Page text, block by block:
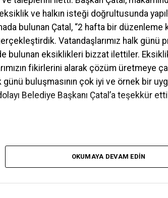
ve halkın isteği doğrultusunda
bulunan Çatal, “2 hafta bir düzenleme
Vatandaşlarımız halk günü
bulunan eksiklikleri bizzat ilettiler.
fikirlerini alarak çözüm üretmeye
günü buluşmasının çok iyi ve örnek bir
Belediye Başkanı Çatal’a teşekkür
OKUMAYA DEVAM EDIN